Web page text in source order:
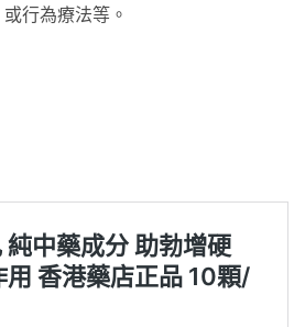
行為療法等。